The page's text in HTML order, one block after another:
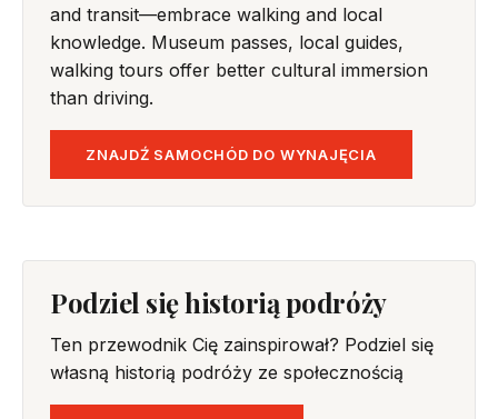
and transit—embrace walking and local
knowledge. Museum passes, local guides,
walking tours offer better cultural immersion
than driving.
ZNAJDŹ SAMOCHÓD DO WYNAJĘCIA
Podziel się historią podróży
Ten przewodnik Cię zainspirował? Podziel się
własną historią podróży ze społecznością